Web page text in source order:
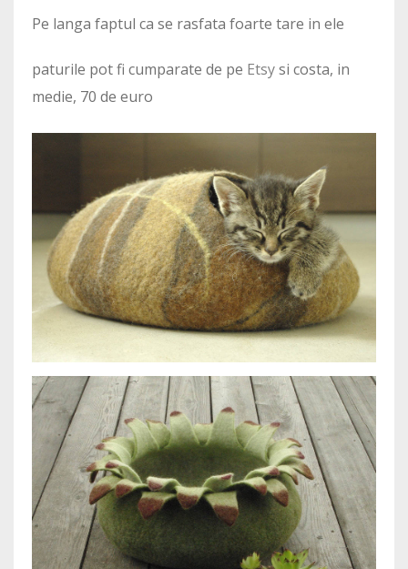
Pe langa faptul ca se rasfata foarte tare in ele
paturile pot fi cumparate de pe Etsysi costa, in
medie, 70 de euro